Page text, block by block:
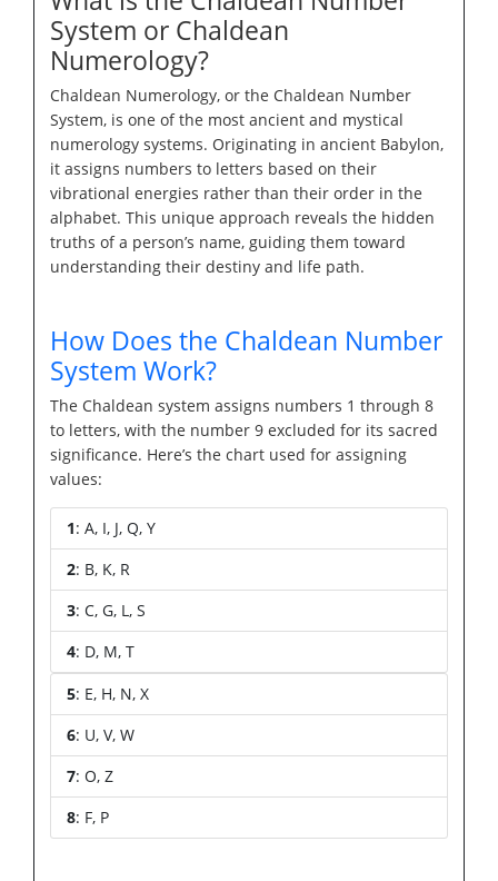
System or Chaldean
Numerology?
Chaldean Numerology, or the Chaldean Number
System, is one of the most ancient and mystical
numerology systems. Originating in ancient Babylon,
it assigns numbers to letters based on their
vibrational energies rather than their order in the
alphabet. This unique approach reveals the hidden
truths of a person’s name, guiding them toward
understanding their destiny and life path.
How Does the Chaldean Number
System Work?
The Chaldean system assigns numbers 1 through 8
to letters, with the number 9 excluded for its sacred
significance. Here’s the chart used for assigning
values:
1: A, I, J, Q, Y
2: B, K, R
3: C, G, L, S
4: D, M, T
5: E, H, N, X
6: U, V, W
7: O, Z
8: F, P